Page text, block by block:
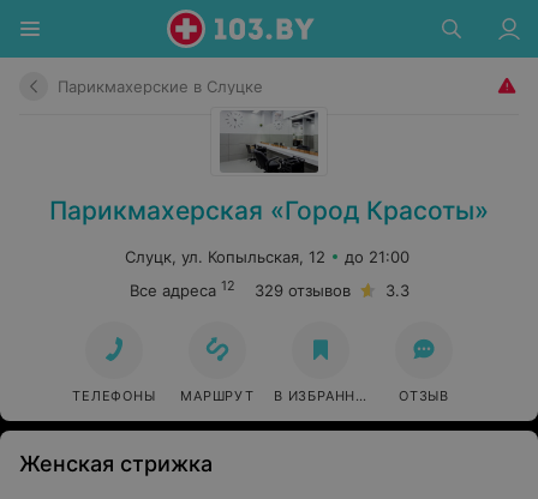
Парикмахерские в Слуцке
Парикмахерская «Город Красоты»
Слуцк, ул. Копыльская, 12
до 21:00
Все адреса 12 329 отзывов 3.3
ТЕЛЕФОНЫ МАРШРУТ В ИЗБРАННОЕ ОТЗЫВ
Женская стрижка